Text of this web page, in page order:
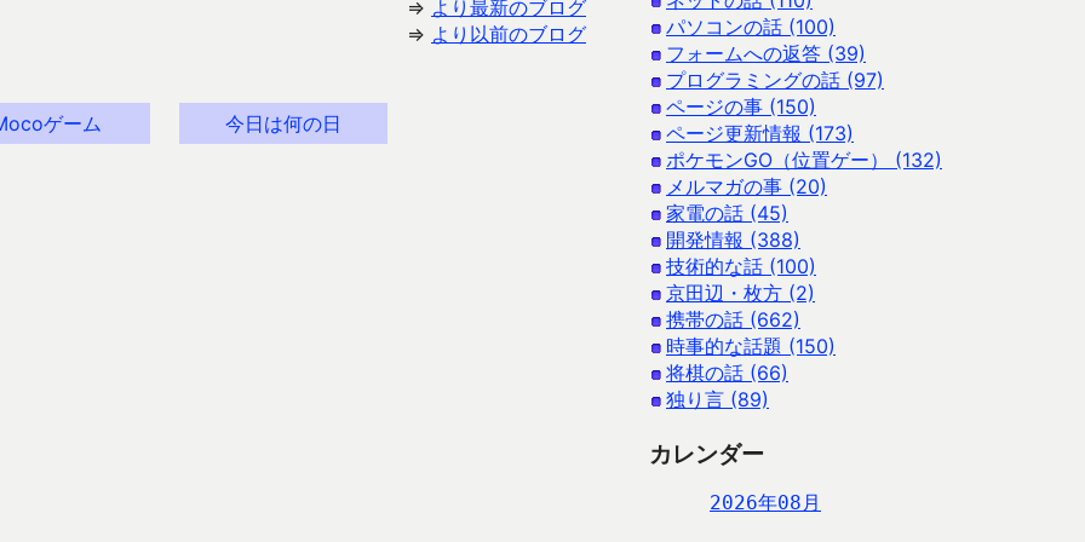
⇒ より最新のブログ
⇒ より以前のブログ
ゲーム 今日は何の日
パソコンの話 (100)
フォームへの返答 (39)
プログラミングの話 (97)
ページの事 (150)
ページ更新情報 (173)
ポケモンGO（位置ゲー） (132)
メルマガの事 (20)
家電の話 (45)
開発情報 (388)
技術的な話 (100)
京田辺・枚方 (2)
携帯の話 (662)
時事的な話題 (150)
将棋の話 (66)
独り言 (89)
カレンダー
2026年08月